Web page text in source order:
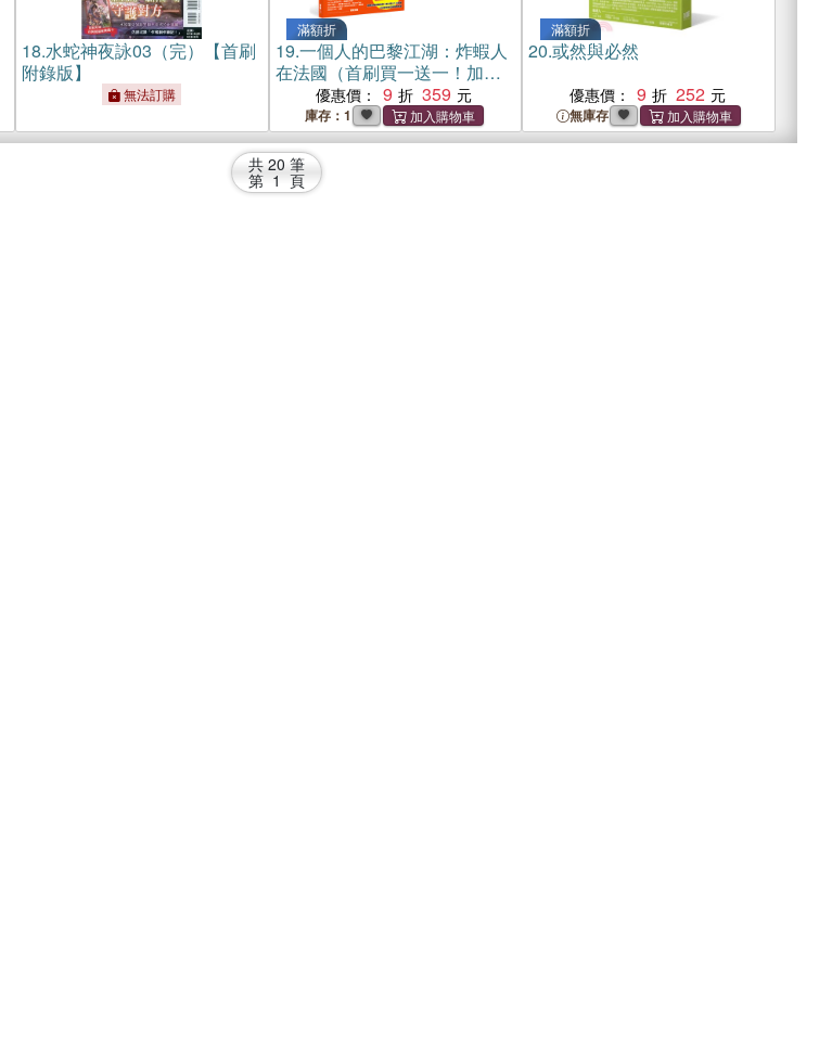
18.水蛇神夜詠03（完）【首刷
附錄版】
無法訂購
滿額折
19.一個人的巴黎江湖：炸蝦人
在法國（首刷買一送一！加贈
網路瘋傳《擔心戰士》三部
曲）
優惠價： 9 359
庫存：1
滿額折
20.或然與必然
優惠價： 9 252
無庫存
共 20 筆
第 1 頁